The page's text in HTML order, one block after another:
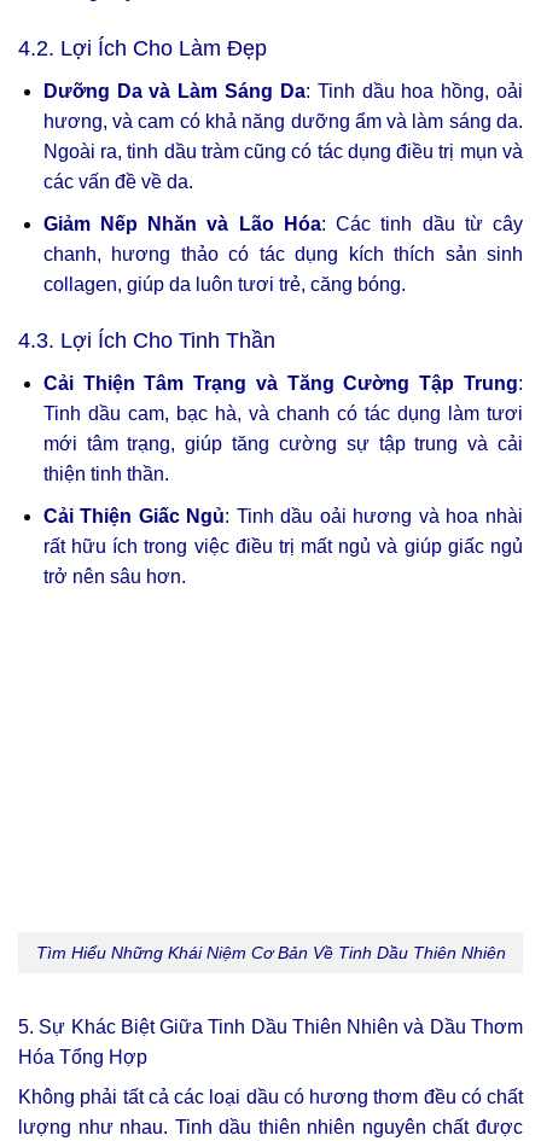
4.2. Lợi Ích Cho Làm Đẹp
Dưỡng Da và Làm Sáng Da: Tinh dầu hoa hồng, oải
hương, và cam có khả năng dưỡng ẩm và làm sáng da.
Ngoài ra, tinh dầu tràm cũng có tác dụng điều trị mụn và
các vấn đề về da.
Giảm Nếp Nhăn và Lão Hóa: Các tinh dầu từ cây
chanh, hương thảo có tác dụng kích thích sản sinh
collagen, giúp da luôn tươi trẻ, căng bóng.
4.3. Lợi Ích Cho Tinh Thần
Cải Thiện Tâm Trạng và Tăng Cường Tập Trung:
Tinh dầu cam, bạc hà, và chanh có tác dụng làm tươi
mới tâm trạng, giúp tăng cường sự tập trung và cải
thiện tinh thần.
Cải Thiện Giấc Ngủ: Tinh dầu oải hương và hoa nhài
rất hữu ích trong việc điều trị mất ngủ và giúp giấc ngủ
trở nên sâu hơn.
Tìm Hiểu Những Khái Niệm Cơ Bản Về Tinh Dầu Thiên Nhiên
5. Sự Khác Biệt Giữa Tinh Dầu Thiên Nhiên và Dầu Thơm
Hóa Tổng Hợp
Không phải tất cả các loại dầu có hương thơm đều có chất
lượng như nhau. Tinh dầu thiên nhiên nguyên chất được